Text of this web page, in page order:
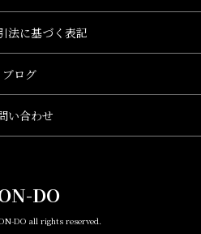
法に基づく表記
ブログ
い合わせ
DO
DO all rights reserved.